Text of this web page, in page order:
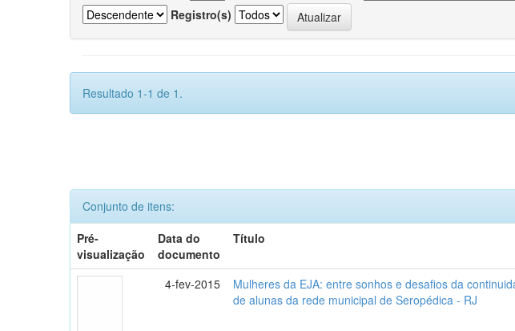
Registro(s)
Resultado 1-1 de 1.
Conjunto de itens:
Pré-
visualização
Data do
documento
Título
4-fev-2015
Mulheres da EJA: entre sonhos e desafios da
de alunas da rede municipal de Seropédica - RJ